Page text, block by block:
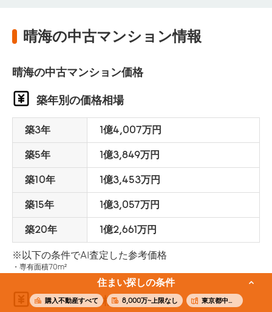
晴海の中古マンション情報
晴海の中古マンション価格
築年別の価格相場
築3年 1億4,007万円
築5年 1億3,849万円
築10年 1億3,453万円
築15年 1億3,057万円
築20年 1億2,661万円
※以下の条件でAI査定した参考価格
専有面積70m²
面積別の価格相場
住まい探しの条件
購入不動産すべて 8,000万~上限なし 東京都中央区晴海